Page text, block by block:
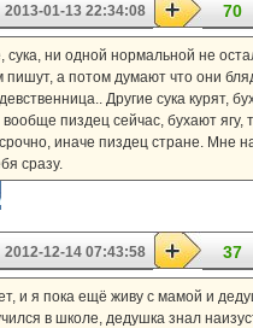
2013-01-13 22:34:08 70
сука, ни одной нормальной не
а потом думают что они
Другие сука курят,
пиздец сейчас, бухают
иначе пиздец стране. Мне
сразу.
2012-12-14 07:43:58 37
и я пока ещё живу с мамой и
в школе, дедушка знал